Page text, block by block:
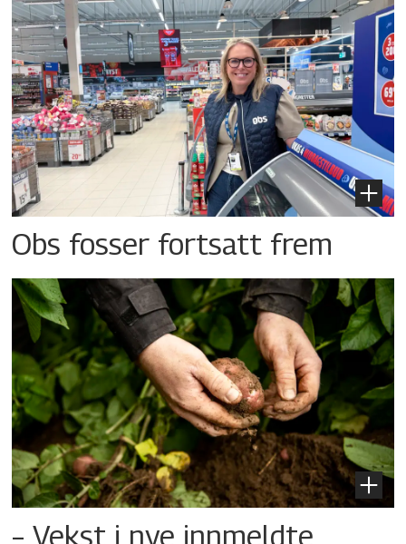
Obs fosser fortsatt frem
– Vekst i nye innmeldte